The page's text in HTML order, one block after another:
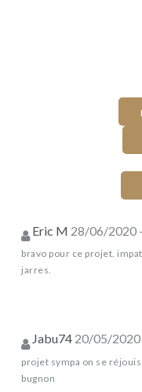
Eric M 28/06/2020
bravo pour ce projet.
jarres.
Jabu74 20/05/2020
projet sympa on se
bugnon